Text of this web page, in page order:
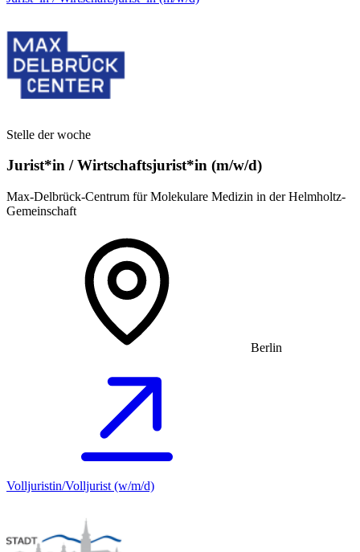
Stelle der woche
Jurist*in / Wirtschafts­jurist*in (m/w/d)
Max-Delbrück-Centrum für Molekulare Medizin in der Helmholtz-
Gemeinschaft
Berlin
Volljuristin/Volljurist (w/m/d)